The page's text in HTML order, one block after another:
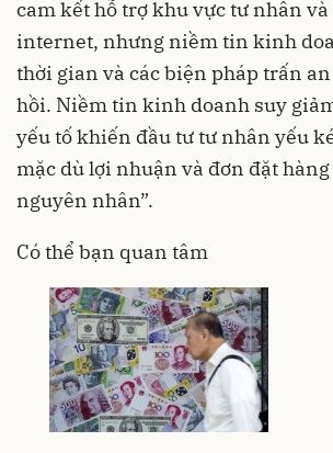
cam kết hỗ trợ khu vực tư nhân và
internet, nhưng niềm tin kinh
thời gian và các biện pháp trấn
hồi. Niềm tin kinh doanh suy
yếu tố khiến đầu tư tư nhân yếu
mặc dù lợi nhuận và đơn đặt
nguyên nhân”.
Có thể bạn quan tâm